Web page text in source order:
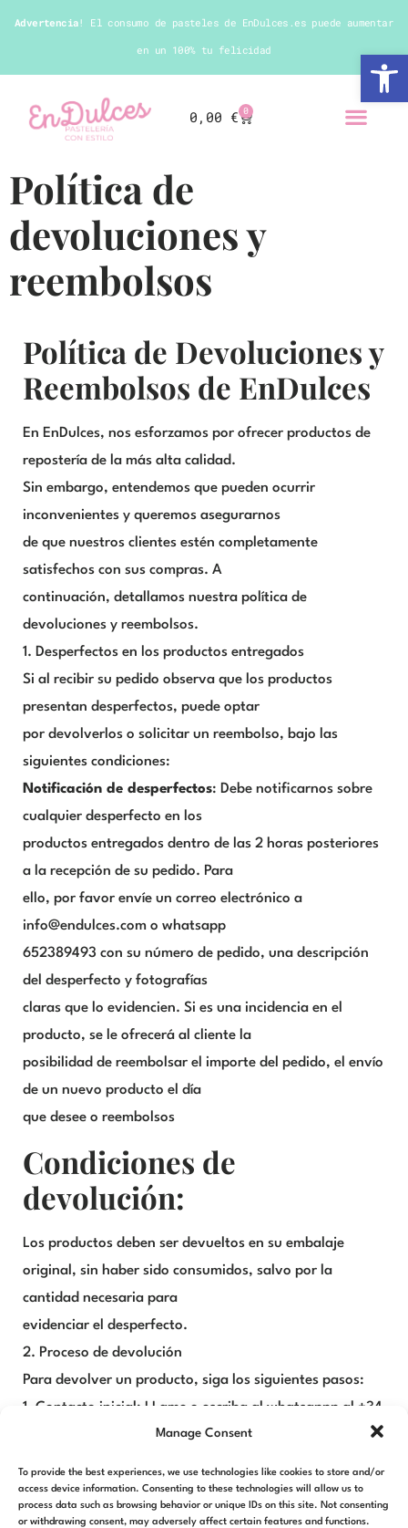
Manage Consent
To provide the best experiences, we use technologies like cookies to store and/or
access device information. Consenting to these technologies will allow us to
process data such as browsing behavior or unique IDs on this site. Not consenting
or withdrawing consent, may adversely affect certain features and functions.
Abrir
Advertencia! El consumo de pasteles de EnDulces.es puede aumentar
en un 100% tu felicidad
0,00 € 0
Política de
devoluciones y
reembolsos
Política de Devoluciones y
Reembolsos de EnDulces
En EnDulces, nos esforzamos por ofrecer productos de
repostería de la más alta calidad.
Sin embargo, entendemos que pueden ocurrir
inconvenientes y queremos asegurarnos
de que nuestros clientes estén completamente
satisfechos con sus compras. A
continuación, detallamos nuestra política de
devoluciones y reembolsos.
1. Desperfectos en los productos entregados
Si al recibir su pedido observa que los productos
presentan desperfectos, puede optar
por devolverlos o solicitar un reembolso, bajo las
siguientes condiciones:
Notificación de desperfectos: Debe notificarnos sobre
cualquier desperfecto en los
productos entregados dentro de las 2 horas posteriores
a la recepción de su pedido. Para
ello, por favor envíe un correo electrónico a
info@endulces.com o whatsapp
652389493 con su número de pedido, una descripción
del desperfecto y fotografías
claras que lo evidencien. Si es una incidencia en el
producto, se le ofrecerá al cliente la
posibilidad de reembolsar el importe del pedido, el envío
de un nuevo producto el día
que desee o reembolsos
Condiciones de
devolución:
Los productos deben ser devueltos en su embalaje
original, sin haber sido consumidos, salvo por la
cantidad necesaria para
evidenciar el desperfecto.
2. Proceso de devolución
Para devolver un producto, siga los siguientes pasos:
1. Contacto inicial: LLame o escriba al whatsappp al +34
desperfecto.
2. Confirmación: Una vez revisemos su solicitud, le